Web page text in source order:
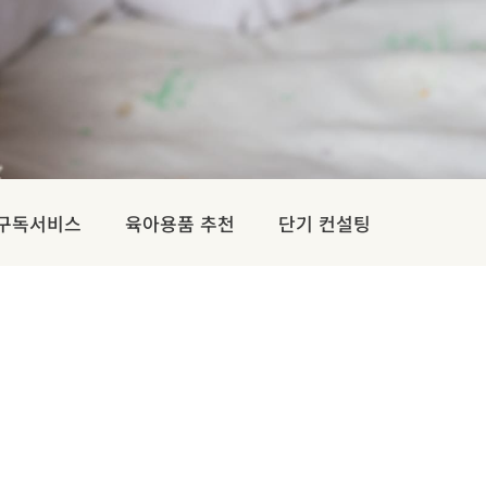
독서비스 육아용품 추천 단기 컨설팅